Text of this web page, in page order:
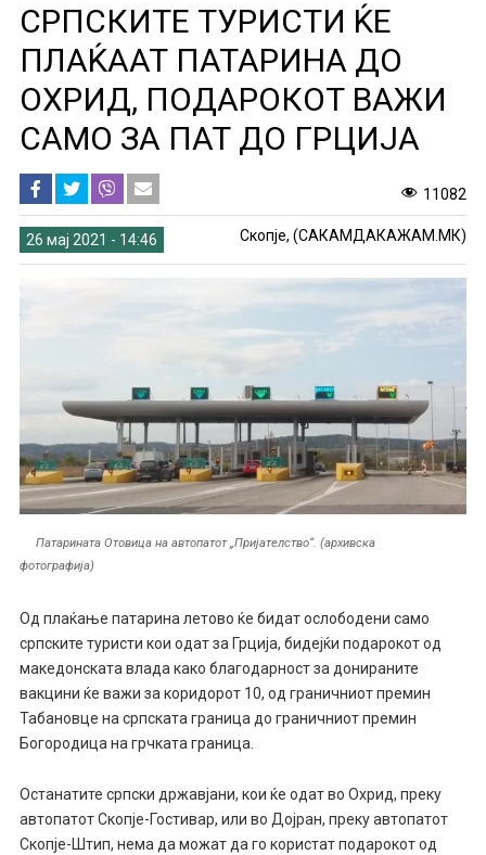
СРПСКИТЕ ТУРИСТИ ЌЕ
ПЛАЌААТ ПАТАРИНА ДО
ОХРИД, ПОДАРОКОТ ВАЖИ
САМО ЗА ПАТ ДО ГРЦИЈА
11082
26 мај 2021 - 14:46 Скопје, (САКАМДАКАЖАМ.МК)
Патарината Отовица на автопатот „Пријателство“. (архивска
фотографија)
Од плаќање патарина летово ќе бидат ослободени само
српските туристи кои одат за Грција, бидејќи подарокот од
македонската влада како благодарност за донираните
вакцини ќе важи за коридорот 10, од граничниот премин
Табановце на српската граница до граничниот премин
Богородица на грчката граница.
Останатите српски државјани, кои ќе одат во Охрид, преку
автопатот Скопје-Гостивар, или во Дојран, преку автопатот
Скопје-Штип, нема да можат да го користат подарокот од